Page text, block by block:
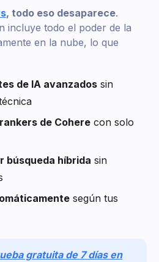
, todo eso desaparece.
incluye todo el poder de la
en la nube, lo que
de IA avanzados sin
de Cohere con solo
búsqueda híbrida sin
según tus
gratuita de 7 días en